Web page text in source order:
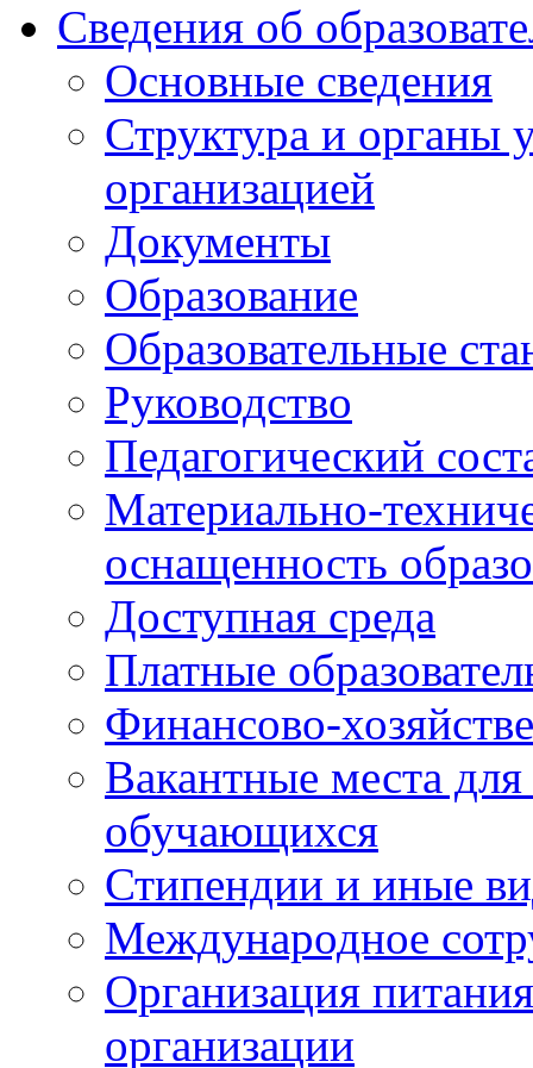
Сведения об
Основные сведения
Структура и органы
организацией
Документы
Образование
Образовательные
Руководство
Педагогический
Материально-
оснащенность
Доступная среда
Платные
Финансово-
Вакантные места
обучающихся
Стипендии и иные
Международное
Организация
организации